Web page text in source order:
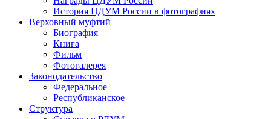
История ЦДУМ России в фотографиях
Верховный муфтий
Биография
Книга
Фильм
Фотогалерея
Законодательство
Федеральное
Республиканское
Структура